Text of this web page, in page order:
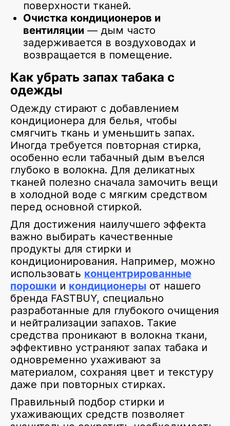
поверхности тканей.
Очистка кондиционеров и
вентиляции — дым часто
задерживается в воздуховодах и
возвращается в помещение.
Как убрать запах табака с
одежды
Одежду стирают с добавлением
кондиционера для белья, чтобы
смягчить ткань и уменьшить запах.
Иногда требуется повторная стирка,
особенно если табачный дым въелся
глубоко в волокна. Для деликатных
тканей полезно сначала замочить вещи
в холодной воде с мягким средством
перед основной стиркой.
Для достижения наилучшего эффекта
важно выбирать качественные
продукты для стирки и
кондиционирования. Например, можно
использовать концентрированные
порошки и кондиционерыот нашего
бренда FASTBUY, специально
разработанные для глубокого очищения
и нейтрализации запахов. Такие
средства проникают в волокна ткани,
эффективно устраняют запах табака и
одновременно ухаживают за
материалом, сохраняя цвет и текстуру
даже при повторных стирках.
Правильный подбор стирки и
ухаживающих средств позволяет